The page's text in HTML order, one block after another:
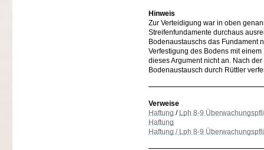
Hinweis
Zur Verteidigung war in oben
Streifenfundamente durchaus
Bodenaustauschs das Fundament
Verfestigung des Bodens mit
dieses Argument nicht an. Nach
Bodenaustausch durch Rüttler
Verweise
Haftung / Lph 8-9
Haftung
Haftung / Lph 8-9